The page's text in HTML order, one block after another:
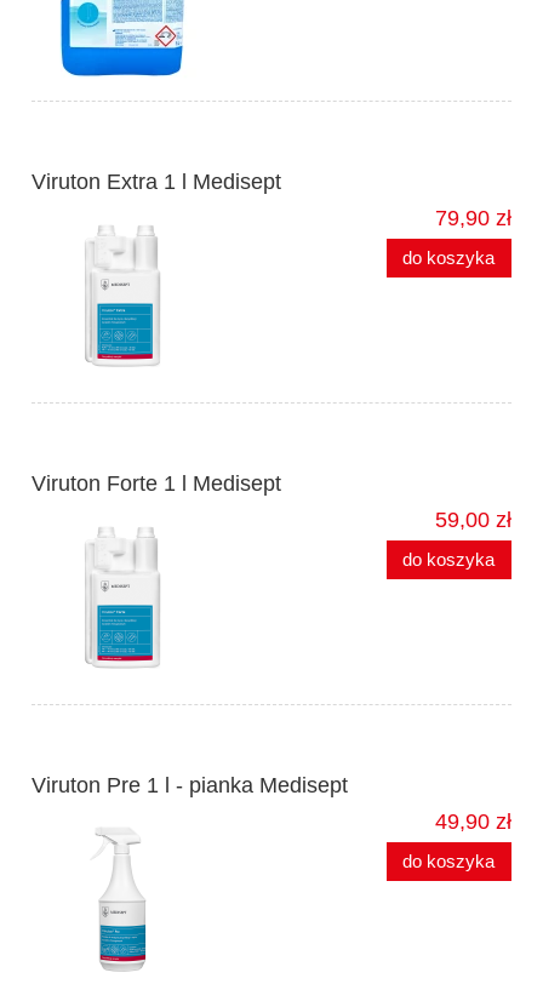
Viruton Extra 1 l Medisept
79,90 zł
do koszyka
Viruton Forte 1 l Medisept
59,00 zł
do koszyka
Viruton Pre 1 l - pianka Medisept
49,90 zł
do koszyka